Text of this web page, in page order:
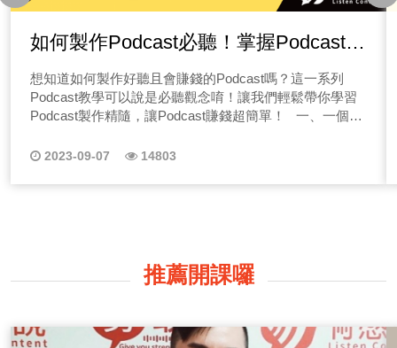
如何製作Podcast必聽！掌握Podcast製
作精隨，Podcast賺錢超簡單！
想知道如何製作好聽且會賺錢的Podcast嗎？這一系列
Podcast教學可以說是必聽觀念唷！讓我們輕鬆帶你學習
Podcast製作精隨，讓Podcast賺錢超簡單！ 一、一個好
頭相信是不少人在錄音前最大的問題，聲音是我們常說的
比視覺更來的多元豐富，例如一首哀傷旋律的外文歌曲，
說的Allen和Minnie來一起聊聊，如何透過聲音說話來錄好
來點綴，好聲音也需要用內容跟技巧用話來適度美化，聽
2023-09-07 14803
推薦開課囉